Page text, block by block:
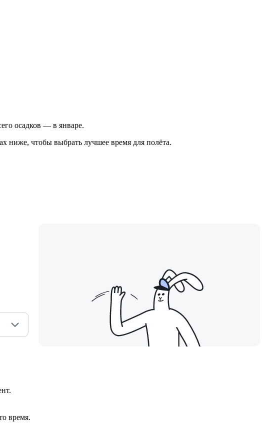
осадков — в январе.
ниже, чтобы выбрать лучшее время для полёта.
время.